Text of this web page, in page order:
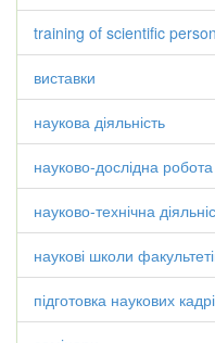
training of scientific
виставки
наукова діяльність
науково-дослідна робота
науково-технічна
наукові школи
підготовка наукових